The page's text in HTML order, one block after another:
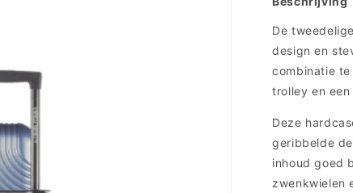
De
design en
combinatie
trolley en
Deze
geribbelde
inhoud goed
zwenkwielen